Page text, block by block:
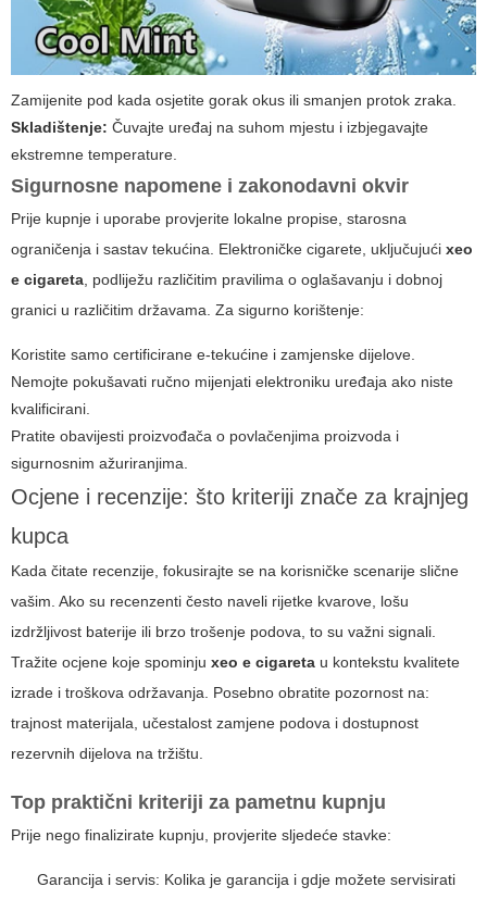
Zamijenite pod kada osjetite gorak okus ili smanjen protok zraka.
Skladištenje: Čuvajte uređaj na suhom mjestu i izbjegavajte
ekstremne temperature.
Sigurnosne napomene i zakonodavni okvir
Prije kupnje i uporabe provjerite lokalne propise, starosna
ograničenja i sastav tekućina. Elektroničke cigarete, uključujući xeo
e cigareta, podliježu različitim pravilima o oglašavanju i dobnoj
granici u različitim državama. Za sigurno korištenje:
Koristite samo certificirane e-tekućine i zamjenske dijelove.
Nemojte pokušavati ručno mijenjati elektroniku uređaja ako niste
kvalificirani.
Pratite obavijesti proizvođača o povlačenjima proizvoda i
sigurnosnim ažuriranjima.
Ocjene i recenzije: što kriteriji znače za krajnjeg
kupca
Kada čitate recenzije, fokusirajte se na korisničke scenarije slične
vašim. Ako su recenzenti često naveli rijetke kvarove, lošu
izdržljivost baterije ili brzo trošenje podova, to su važni signali.
Tražite ocjene koje spominju xeo e cigareta u kontekstu kvalitete
izrade i troškova održavanja. Posebno obratite pozornost na:
trajnost materijala, učestalost zamjene podova i dostupnost
rezervnih dijelova na tržištu.
Top praktični kriteriji za pametnu kupnju
Prije nego finalizirate kupnju, provjerite sljedeće stavke:
Garancija i servis: Kolika je garancija i gdje možete servisirati